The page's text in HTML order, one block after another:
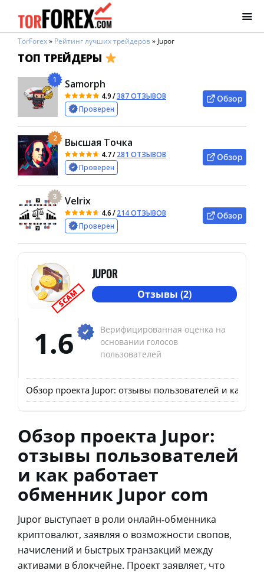
TorForex» Рейтинг лучших трейдеров» Jupor
ТОП ТРЕЙДЕРЫ
1 Samorph
4.9/387 ОТЗЫВОВ
Проверен
Обзор
2 Высшая Точка
4.7/281 ОТЗЫВОВ
Проверен
Обзор
3 Velrix
4.6/214 ОТЗЫВОВ
Проверен
Обзор
SCAM
JUPOR
Отзывы (2)
1.6
Верифицированная оценка на
основании голосов
пользователей
Обзор проекта Jupor: отзывы пользователей и как
Обзор проекта Jupor:
отзывы пользователей
и как работает
обменник Jupor com
Jupor выступает в роли онлайн‑обменника
криптовалют, заявляя о возможности свопов,
начислений и быстрых транзакций между
активами в блокчейне. Проект заявляет, что